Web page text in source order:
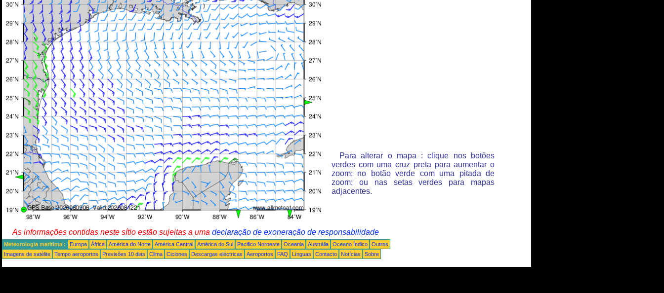
Para alterar o mapa : clique nos botões
verdes com uma cruz preta para aumentar o
zoom; no botão verde com uma pitada de
zoom; ou nas setas verdes para mapas
adjacentes.
As informações contidas neste sítio estão sujeitas a uma declaração de exoneração de responsabilidade
Meteorologia maritima : Europa África América do Norte América Central América do Sul Pacifico Noroeste Oceania Austrália Oceano Índico
Outros
Imagens de satélite
Tempo aeroportos Previsões 10 dias Clima Ciclones Descargas eléctricas Aeroportos FAQ Línguas Contacto Notícias Sobre